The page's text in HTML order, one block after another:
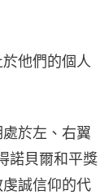
他們的個人
於左、右翼
諾貝爾和平獎
誠信仰的代